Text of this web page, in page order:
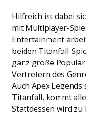
Hilfreich ist dabei
mit Multiplayer-
Entertainment
beiden Titanfall-
ganz große
Vertretern des
Auch Apex
Titanfall, kommt
Stattdessen wird zu